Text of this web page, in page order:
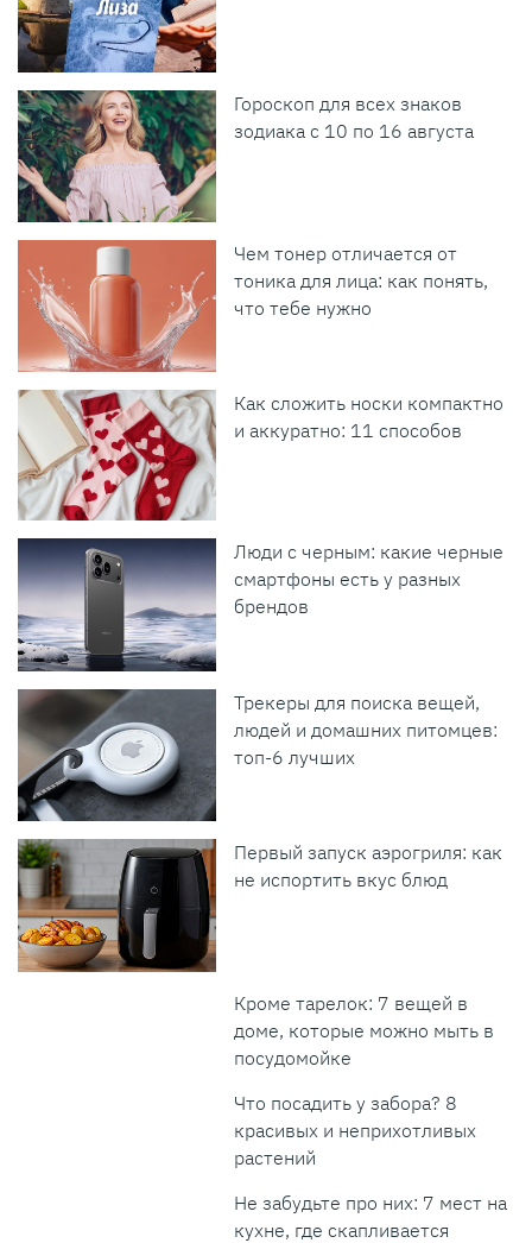
Гороскоп для всех знаков
зодиака с 10 по 16 августа
Чем тонер отличается от
тоника для лица: как понять,
что тебе нужно
Как сложить носки компактно
и аккуратно: 11 способов
Люди с черным: какие черные
смартфоны есть у разных
брендов
Трекеры для поиска вещей,
людей и домашних питомцев:
топ-6 лучших
Первый запуск аэрогриля: как
не испортить вкус блюд
Кроме тарелок: 7 вещей в
доме, которые можно мыть в
посудомойке
Что посадить у забора? 8
красивых и неприхотливых
растений
Не забудьте про них: 7 мест на
кухне, где скапливается